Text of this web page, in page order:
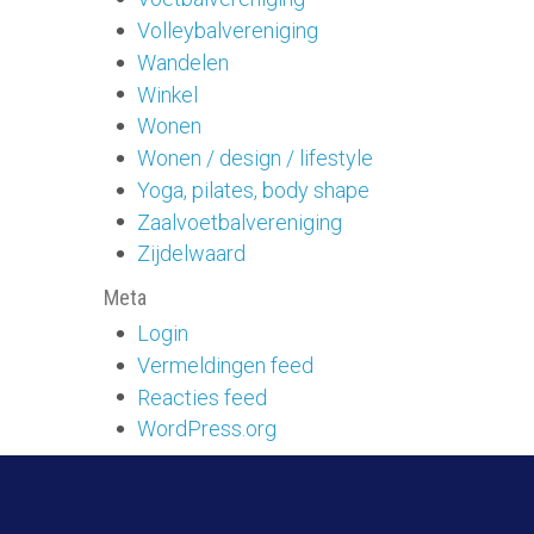
Volleybalvereniging
Wandelen
Winkel
Wonen
Wonen / design / lifestyle
Yoga, pilates, body shape
Zaalvoetbalvereniging
Zijdelwaard
Meta
Login
Vermeldingen feed
Reacties feed
WordPress.org